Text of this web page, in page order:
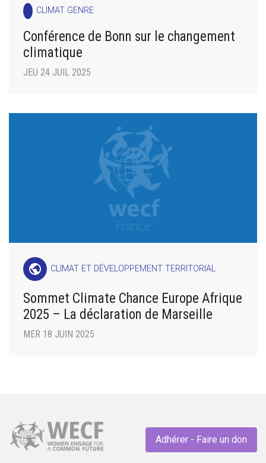
CLIMAT GENRE
Conférence de Bonn sur le changement
climatique
JEU 24 JUIL 2025
public CLIMAT ET DÉVELOPPEMENT TERRITORIAL
Sommet Climate Chance Europe Afrique
2025 – La déclaration de Marseille
MER 18 JUIN 2025
Adhérer - Faire un don